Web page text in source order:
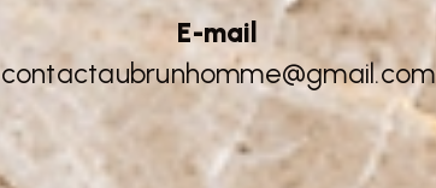
E-mail
contactaubrunhomme@gmail.com